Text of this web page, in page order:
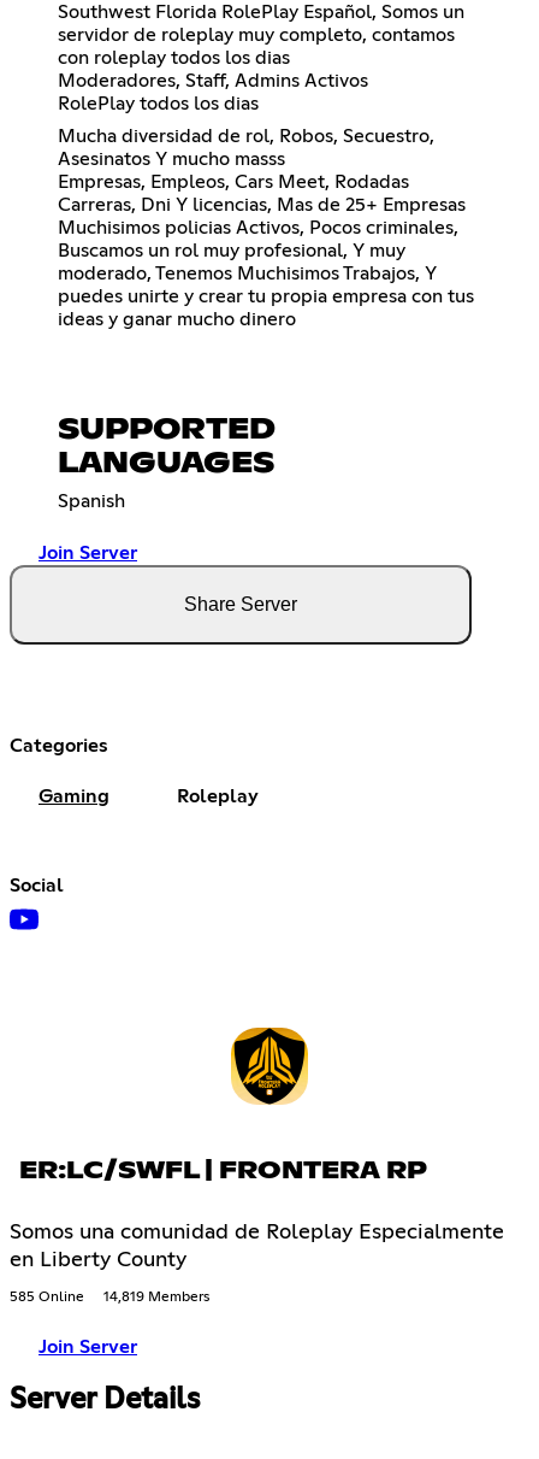
Southwest Florida RolePlay Español, Somos un
servidor de roleplay muy completo, contamos
con roleplay todos los dias
Moderadores, Staff, Admins Activos
RolePlay todos los dias
Mucha diversidad de rol, Robos, Secuestro,
Asesinatos Y mucho masss
Empresas, Empleos, Cars Meet, Rodadas
Carreras, Dni Y licencias, Mas de 25+ Empresas
Muchisimos policias Activos, Pocos criminales,
Buscamos un rol muy profesional, Y muy
moderado, Tenemos Muchisimos Trabajos, Y
puedes unirte y crear tu propia empresa con tus
ideas y ganar mucho dinero
SUPPORTED
LANGUAGES
Spanish
Join Server
Share Server
Categories
Gaming Roleplay
Social
ER:LC/SWFL | FRONTERA RP
Somos una comunidad de Roleplay Especialmente
en Liberty County
585 Online 14,819 Members
Join Server
Server Details